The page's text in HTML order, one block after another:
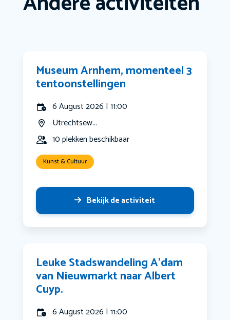
Museum Arnhem, momenteel 3
tentoonstellingen
6 August 2026 | 11:00
Utrechtsew...
10 plekken beschikbaar
Kunst & Cultuur
Bekijk de activiteit
Leuke Stadswandeling A’dam
van Nieuwmarkt naar Albert
Cuyp.
6 August 2026 | 11:00